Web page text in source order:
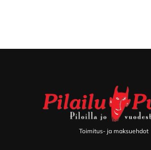
Toimitus- ja maksuehdot